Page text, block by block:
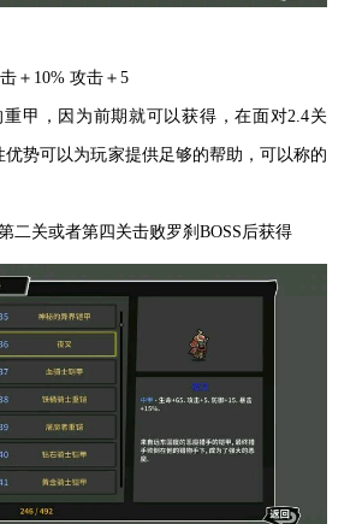
＋ 10% 攻击＋ 5
甲，因为前期就可以获得，在面对2.4关
优势可以为玩家提供足够的帮助，可以称的
二关或者第四关击败罗刹 BOSS后获得